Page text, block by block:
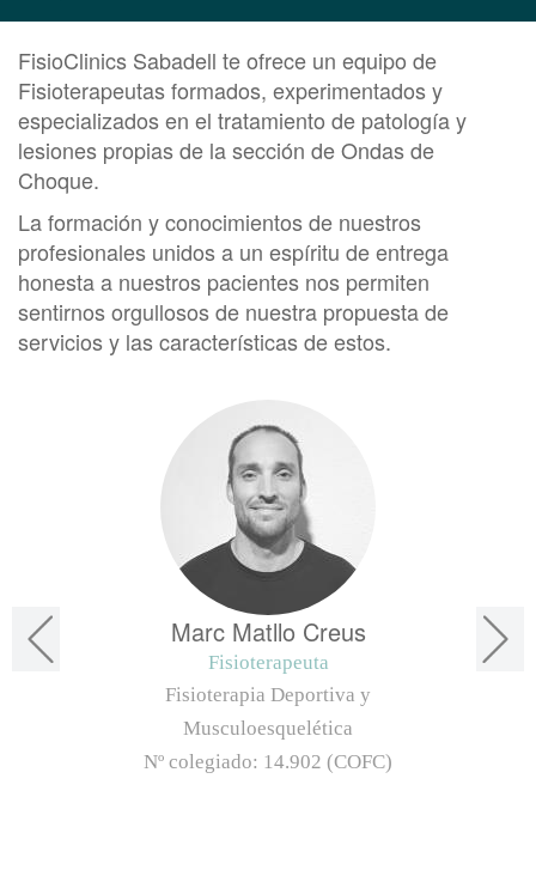
FisioClinics Sabadell te ofrece un equipo de
Fisioterapeutas formados, experimentados y
especializados en el tratamiento de patología y
lesiones propias de la sección de Ondas de
Choque.
La formación y conocimientos de nuestros
profesionales unidos a un espíritu de entrega
honesta a nuestros pacientes nos permiten
sentirnos orgullosos de nuestra propuesta de
servicios y las características de estos.
Marc Matllo Creus
Fisioterapeuta
Fisioterapia Deportiva y
Musculoesquelética
Nº colegiado: 14.902 (COFC)